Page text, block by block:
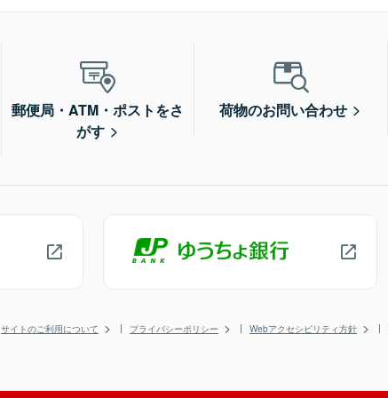
郵便局・ATM・ポストをさ
がす
荷物のお問い合わせ
サイトのご利用について プライバシーポリシー Webアクセシビリティ方針